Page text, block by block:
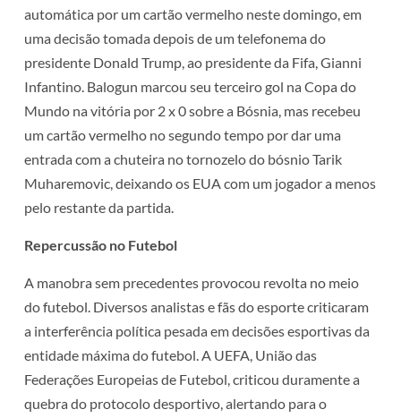
automática por um cartão vermelho neste domingo, em
uma decisão tomada depois de um telefonema do
presidente Donald Trump, ao presidente da Fifa, Gianni
Infantino. Balogun marcou seu terceiro gol na Copa do
Mundo na vitória por 2 x 0 sobre a Bósnia, mas recebeu
um cartão vermelho no segundo tempo por dar uma
entrada com a chuteira no tornozelo do bósnio Tarik
Muharemovic, deixando os EUA com um jogador a menos
pelo restante da partida.
Repercussão no Futebol
A manobra sem precedentes provocou revolta no meio
do futebol. Diversos analistas e fãs do esporte criticaram
a interferência política pesada em decisões esportivas da
entidade máxima do futebol. A UEFA, União das
Federações Europeias de Futebol, criticou duramente a
quebra do protocolo desportivo, alertando para o